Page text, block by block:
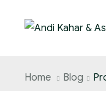
Home Blog